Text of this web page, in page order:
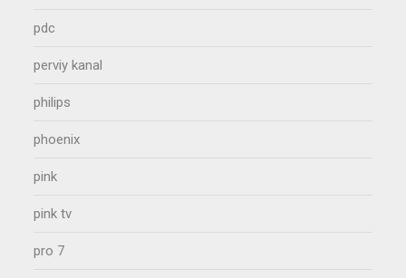
pdc
perviy kanal
philips
phoenix
pink
pink tv
pro 7